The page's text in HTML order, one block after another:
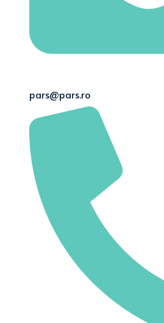
pars@pars.ro